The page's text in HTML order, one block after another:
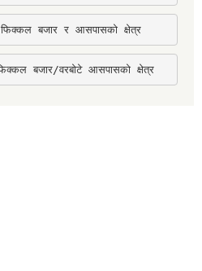
फिक्कल बजार र आसपासको क्षेत्र
बजार/वरबोटे आसपासको क्षेत्र